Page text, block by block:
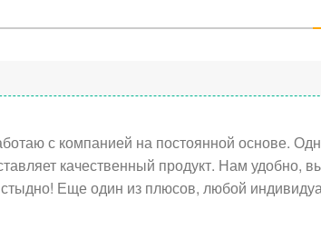
с компанией на постоянной основе.
качественный продукт. Нам удобно,
Еще один из плюсов, любой